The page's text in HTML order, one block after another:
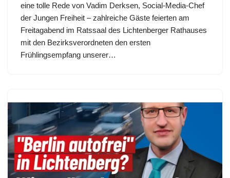
eine tolle Rede von Vadim Derksen, Social-Media-Chef
der Jungen Freiheit – zahlreiche Gäste feierten am
Freitagabend im Ratssaal des Lichtenberger Rathauses
mit den Bezirksverordneten den ersten
Frühlingsempfang unserer…